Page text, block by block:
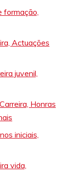
formação,
Actuações
juvenil,
Honras
iniciais,
vida,